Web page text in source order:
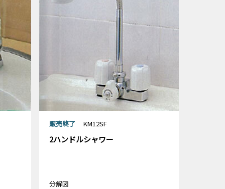
販売終了 KM12SF
2ハンドルシャワー
分解図